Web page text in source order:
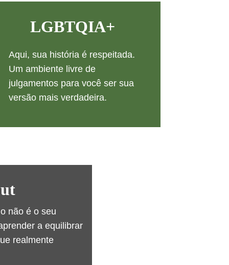
LGBTQIA+
Aqui, sua história é respeitada.
Um ambiente livre de
julgamentos para você ser sua
versão mais verdadeira.
não é o seu
a equilibrar
realmente